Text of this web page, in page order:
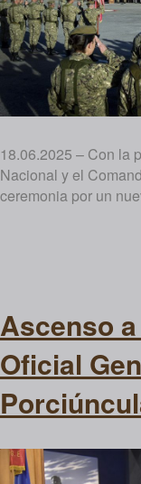
18.06.2025 – Con la
Nacional y el
ceremonia por un
Ascenso
Oficial